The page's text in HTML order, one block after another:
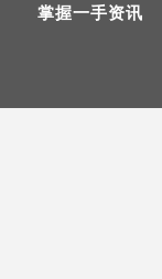
掌握一手资讯